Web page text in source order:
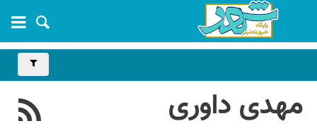
مهدی داوری